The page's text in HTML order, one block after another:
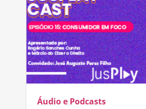
Áudio e Podcasts